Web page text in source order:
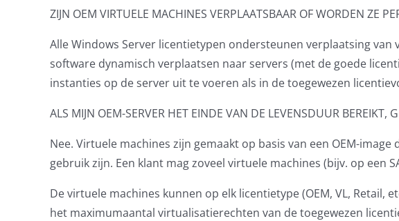
ZIJN OEM VIRTUELE MACHINES VERPLAATSBAAR OF WORDEN ZE
Alle Windows Server licentietypen ondersteunen verplaatsing
software dynamisch verplaatsen naar servers (met de goede
instanties op de server uit te voeren als in de toegewezen
ALS MIJN OEM-SERVER HET EINDE VAN DE LEVENSDUUR BEREIKT,
Nee. Virtuele machines zijn gemaakt op basis van een OEM-
gebruik zijn. Een klant mag zoveel virtuele machines (bijv. op een
De virtuele machines kunnen op elk licentietype (OEM, VL,
het maximumaantal virtualisatierechten van de toegewezen